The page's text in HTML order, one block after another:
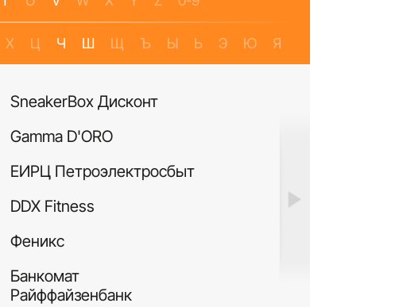
Х Ц Ч Ш Щ Ъ Ы Ь Э Ю Я
SneakerBox Дисконт
Gamma D'ORO
ЕИРЦ Петроэлектросбыт
DDX Fitness
Феникс
Банкомат
Райффайзенбанк
Си Виф